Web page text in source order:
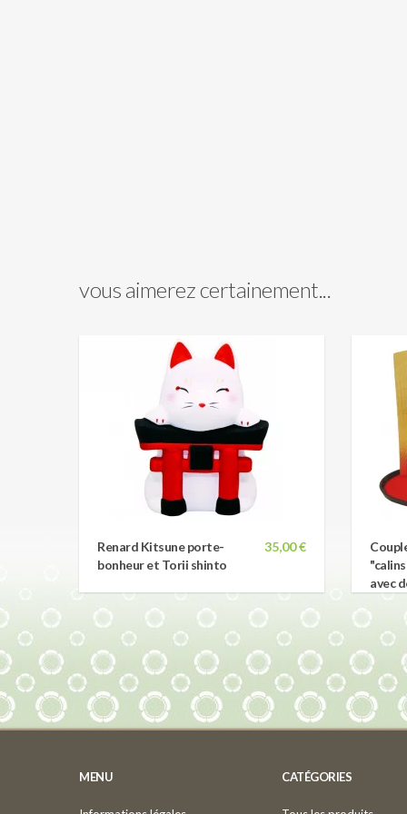
vous aimerez certainement...
35,00 €
Renard Kitsune porte-
bonheur et Torii shinto
avec
MENU CATÉGORIES